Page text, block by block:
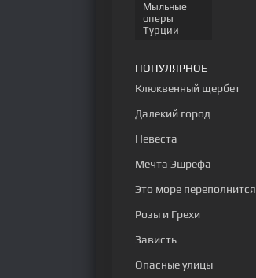
33 серия 34 серия
Мыльные
оперы
Турции
ПОПУЛЯРНОЕ
Клюквенный щербет
Далекий город
Невеста
Мечта Эшрефа
Это море переполнится
Розы и Грехи
Зависть
Опасные улицы